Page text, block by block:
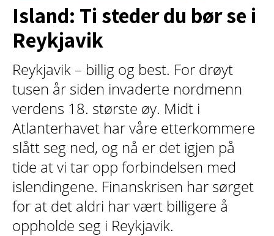
Island: Ti steder du bør se i
Reykjavik
Reykjavik – billig og best. For drøyt
tusen år siden invaderte nordmenn
verdens 18. største øy. Midt i
Atlanterhavet har våre etterkommere
slått seg ned, og nå er det igjen på
tide at vi tar opp forbindelsen med
islendingene. Finanskrisen har sørget
for at det aldri har vært billigere å
oppholde seg i Reykjavik.